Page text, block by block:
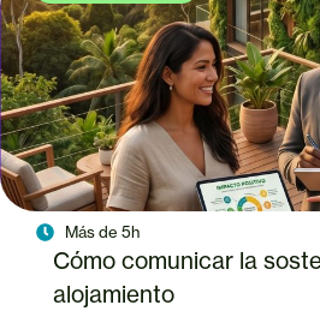
Más de 5h
Cómo comunicar la
alojamiento